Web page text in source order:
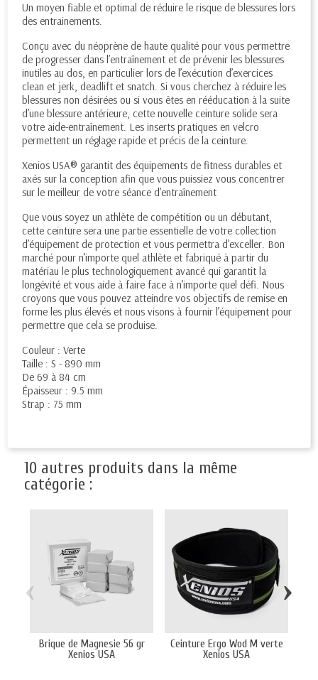
Un moyen fiable et optimal de réduire le risque de blessures lors
des entrainements.
Conçu avec du néoprène de haute qualité pour vous permettre
de progresser dans l’entraînement et de prévenir les blessures
inutiles au dos, en particulier lors de l’exécution d’exercices
clean et jerk, deadlift et snatch. Si vous cherchez à réduire les
blessures non désirées ou si vous êtes en rééducation à la suite
d’une blessure antérieure, cette nouvelle ceinture solide sera
votre aide-entraînement. Les inserts pratiques en velcro
permettent un réglage rapide et précis de la ceinture.
Xenios USA® garantit des équipements de fitness durables et
axés sur la conception afin que vous puissiez vous concentrer
sur le meilleur de votre séance d’entraînement
Que vous soyez un athlète de compétition ou un débutant,
cette ceinture sera une partie essentielle de votre collection
d’équipement de protection et vous permettra d’exceller. Bon
marché pour n’importe quel athlète et fabriqué à partir du
matériau le plus technologiquement avancé qui garantit la
longévité et vous aide à faire face à n’importe quel défi. Nous
croyons que vous pouvez atteindre vos objectifs de remise en
forme les plus élevés et nous visons à fournir l’équipement pour
permettre que cela se produise.
Couleur : Verte
Taille : S - 890 mm
De 69 à 84 cm
Épaisseur : 9.5 mm
Strap : 75 mm
10 autres produits dans la même
catégorie :
Brique de Magnesie 56 gr
Xenios USA
Ceinture Ergo Wod M verte
Xenios USA
‹ ›